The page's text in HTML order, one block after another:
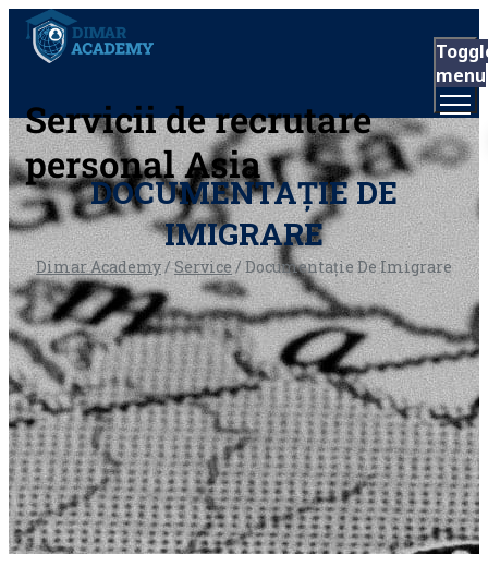
Servicii de recrutare
personal Asia
menu
DOCUMENTAȚIE DE
IMIGRARE
Dimar Academy/Service/ Documentație De Imigrare